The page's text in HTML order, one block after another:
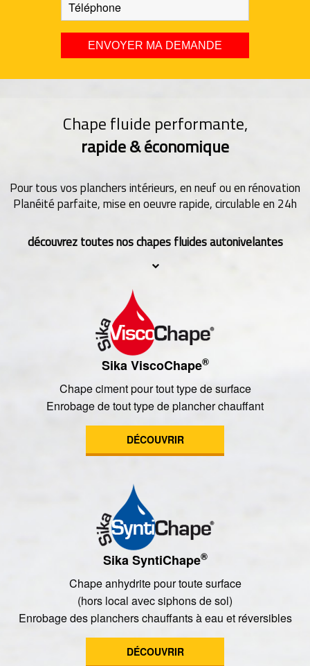
Chape fluide performante,
rapide & économique
Pour tous vos planchers intérieurs, en neuf ou en rénovation
Planéité parfaite, mise en oeuvre rapide, circulable en 24h
découvrez toutes nos chapes fluides autonivelantes
Sika ViscoChape®
Chape ciment pour tout type de surface
Enrobage de tout type de plancher chauffant
DÉCOUVRIR
Sika SyntiChape®
Chape anhydrite pour toute surface
(hors local avec siphons de sol)
Enrobage des planchers chauffants à eau et réversibles
DÉCOUVRIR